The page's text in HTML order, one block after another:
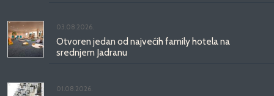
03.08.2026.
Otvoren jedan od najvećih family hotela na
srednjem Jadranu
01.08.2026.